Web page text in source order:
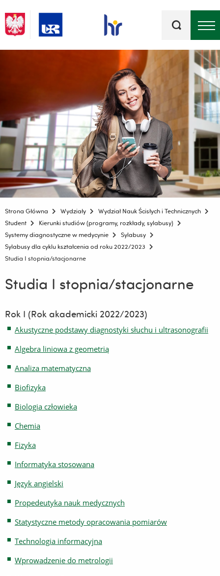
kluczowe
Strona Główna Wydziały
Wydział Nauk Ścisłych i Technicznych
Student
Kierunki studiów (programy, rozkłady, sylabusy)
Systemy diagnostyczne w medycynie
Sylabusy
Sylabusy dla cyklu kształcenia od roku 2022/2023
Studia I stopnia/stacjonarne
Studia I stopnia/stacjonarne
Rok I (Rok akademicki 2022/2023)
Akustyczne podstawy diagnostyki słuchu i ultrasonografii
Algebra liniowa z geometrią
Analiza matematyczna
Biofizyka
Biologia człowieka
Chemia
Fizyka
Informatyka stosowana
Język angielski
Propedeutyka nauk medycznych
Statystyczne metody opracowania pomiarów
Technologia informacyjna
Wprowadzenie do metrologii